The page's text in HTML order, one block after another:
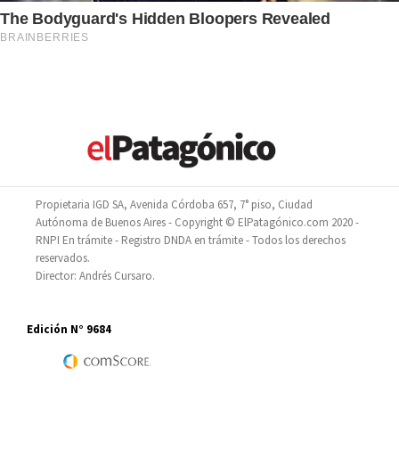
Propietaria IGD SA, Avenida Córdoba 657, 7° piso, Ciudad
Autónoma de Buenos Aires - Copyright © ElPatagónico.com 2020 -
RNPI En trámite - Registro DNDA en trámite - Todos los derechos
reservados.
Director: Andrés Cursaro.
Edición N° 9684